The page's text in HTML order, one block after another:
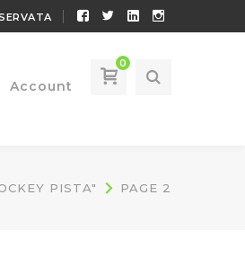
Facebook
TwitterLinkedInInstagram
0
Account
PISTA" PAGE 2